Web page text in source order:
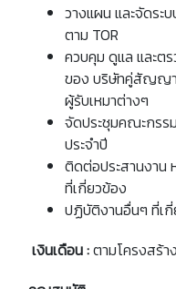
วางแผน และจัดระ
ตาม TOR
ควบคุม ดูแล และต
ของ บริษัทคู่สัญญา
ผู้รับเหมาต่างๆ
จัดประชุมคณะกร
ประจำปี
ติดต่อประสานงาน
ที่เกี่ยวข้อง
ปฏิบัติงานอื่นๆ ที่เ
เงินเดือน :ตามโครงสร้า